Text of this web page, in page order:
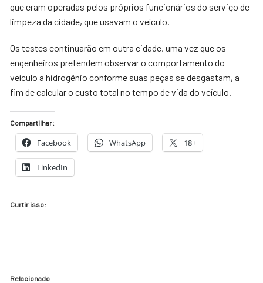
que eram operadas pelos próprios funcionários do serviço de
limpeza da cidade, que usavam o veículo.
Os testes continuarão em outra cidade, uma vez que os
engenheiros pretendem observar o comportamento do
veículo a hidrogênio conforme suas peças se desgastam, a
fim de calcular o custo total no tempo de vida do veículo.
Compartilhar:
Facebook WhatsApp 18+
LinkedIn
Curtir isso:
Relacionado